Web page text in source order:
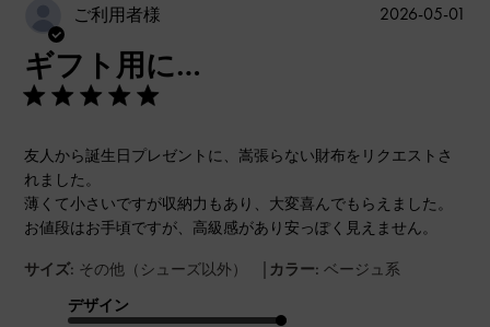
ご利用者様
ギフト用に…
友人から誕生日プレゼントに、嵩張らない財布をリクエストさ
れました。
薄くて小さいですが収納力もあり、大変喜んでもらえました。
お値段はお手頃ですが、高級感があり安っぽく見えません。
サイズ: その他（シューズ以外） | カラー: ベージュ系
デザイン
2026-05-01